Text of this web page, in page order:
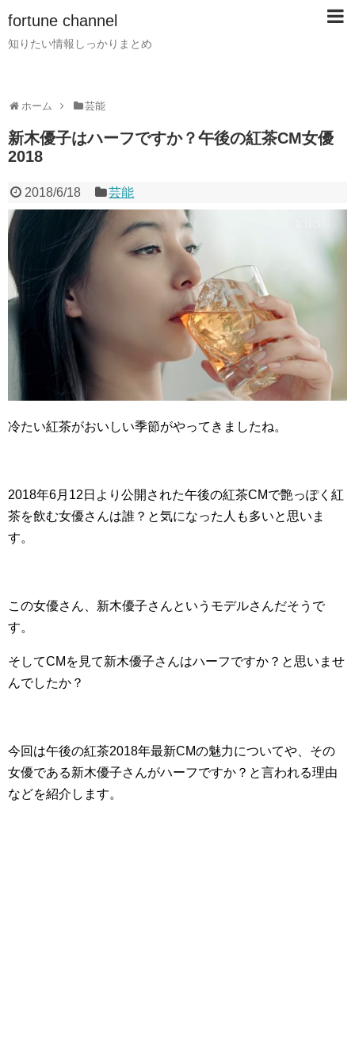
fortune channel
知りたい情報しっかりまとめ
ホーム 芸能
新木優子はハーフですか？午後の紅茶CM女優
2018
2018/6/18 芸能
冷たい紅茶がおいしい季節がやってきましたね。
2018年6月12日より公開された午後の紅茶CMで艶っぽく紅
茶を飲む女優さんは誰？と気になった人も多いと思いま
す。
この女優さん、新木優子さんというモデルさんだそうで
す。
そしてCMを見て新木優子さんはハーフですか？と思いませ
んでしたか？
今回は午後の紅茶2018年最新CMの魅力についてや、その
女優である新木優子さんがハーフですか？と言われる理由
などを紹介します。